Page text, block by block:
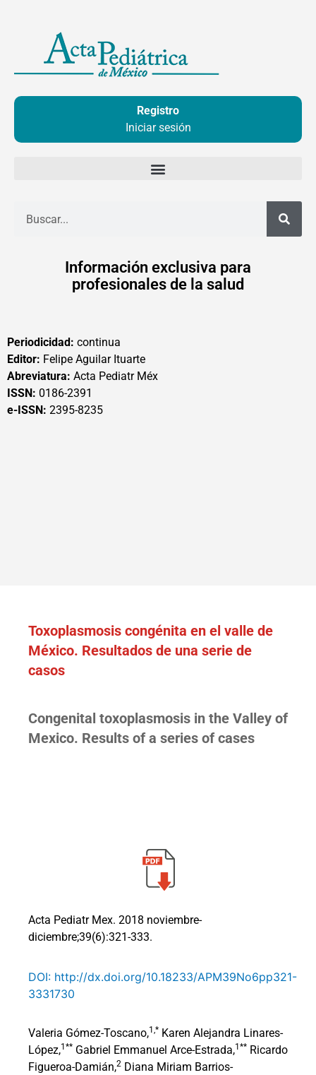
contenido
Registro
Iniciar sesión
Información exclusiva para
profesionales de la salud
Periodicidad: continua
Editor: Felipe Aguilar Ituarte
Abreviatura: Acta Pediatr Méx
ISSN: 0186-2391
e-ISSN: 2395-8235
Toxoplasmosis congénita en el valle de
México. Resultados de una serie de
casos
Congenital toxoplasmosis in the Valley of
Mexico. Results of a series of cases
Acta Pediatr Mex. 2018 noviembre-
diciembre;39(6):321-333.
DOI: http://dx.doi.org/10.18233/APM39No6pp321-
3331730
Valeria Gómez-Toscano,1,* Karen Alejandra Linares-
López,1** Gabriel Emmanuel Arce-Estrada,1** Ricardo
Figueroa-Damián,2 Diana Miriam Barrios-